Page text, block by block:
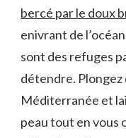
bercé ⁢par le doux
enivrant de
sont​ des refuges
détendre. Plongez
Méditerranée et
peau tout ‌en vous